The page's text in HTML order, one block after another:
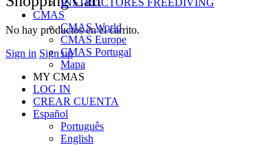
No hay productos en el carrito.
Sign in Sign up
INSTRUCTORES FREEDIVING
CMAS
CMAS World
CMAS Europe
CMAS Portugal
Mapa
MY CMAS
LOG IN
CREAR CUENTA
Español
Português
English